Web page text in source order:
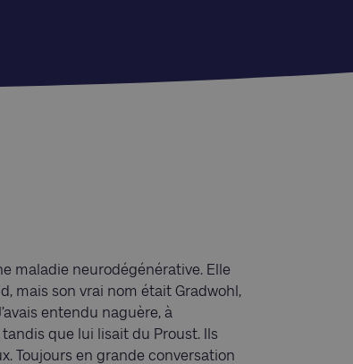
maladie neurodégénérative. Elle
mais son vrai nom était Gradwohl,
entendu naguère, à
que lui lisait du Proust. Ils
Toujours en grande conversation